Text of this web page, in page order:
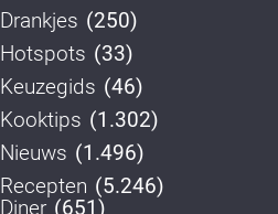
Drankjes (250)
Hotspots (33)
Keuzegids (46)
Kooktips (1.302)
Nieuws (1.496)
Recepten (5.246)
Diner(651)